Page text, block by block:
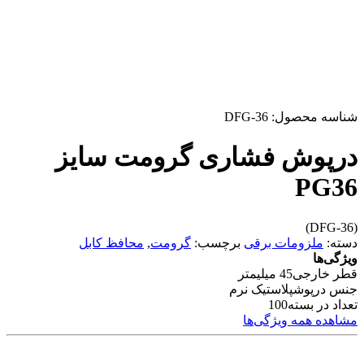
شناسه محصول: DFG-36
درپوش فشاری گرومت سایز
PG36
(DFG-36)
دسته: ملزومات برقی برچسب: گرومت, محافظ کابل
ویژگی‌ها
قطر خارجی45 میلیمتر
جنس درپوشپلاستیک نرم
تعداد در بسته100
مشاهده همه ویژگی‌ها